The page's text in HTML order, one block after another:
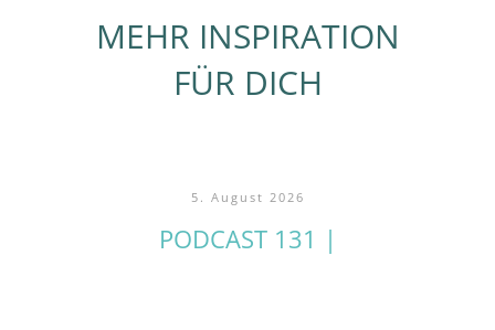
MEHR INSPIRATION
FÜR DICH
5. August 2026
PODCAST 131 |